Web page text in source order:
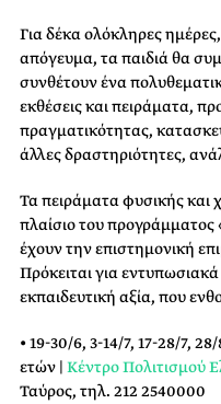
Για δέκα ολόκληρες
απόγευμα, τα παιδιά θα
συνθέτουν ένα
εκθέσεις και πειράματα,
πραγματικότητας,
άλλες δραστηριότητες,
Τα πειράματα φυσικής και
πλαίσιο του
έχουν την επιστημονική
Πρόκειται για
εκπαιδευτική αξία, που
• 19-30/6, 3-14/7, 17-28/7,
ετών | Κέντρο Πολιτισμού
Ταύρος, τηλ. 212 2540000